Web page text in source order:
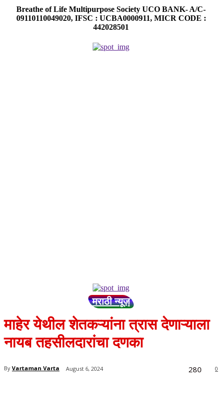
Breathe of Life Multipurpose Society UCO BANK- A/C-
09110110049020, IFSC : UCBA0000911, MICR CODE :
442028501
मराठी न्यूज़
माहेर येथील शेतकऱ्यांना त्रास देणाऱ्याला
नायब तहसीलदारांचा दणका
By Vartaman Varta August 6, 2024 0
280